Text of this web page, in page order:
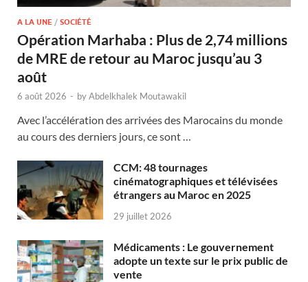
A LA UNE / SOCIÉTÉ
Opération Marhaba : Plus de 2,74 millions
de MRE de retour au Maroc jusqu’au 3
août
6 août 2026 - byAbdelkhalek Moutawakil
Avec l’accélération des arrivées des Marocains du monde
au cours des derniers jours, ce sont …
CCM: 48 tournages
cinématographiques et télévisées
étrangers au Maroc en 2025
29 juillet 2026
Médicaments : Le gouvernement
adopte un texte sur le prix public de
vente